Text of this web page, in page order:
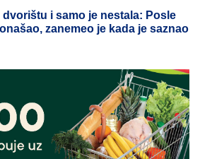
dvorištu i samo je nestala: Posle
zanemeo je kada je saznao